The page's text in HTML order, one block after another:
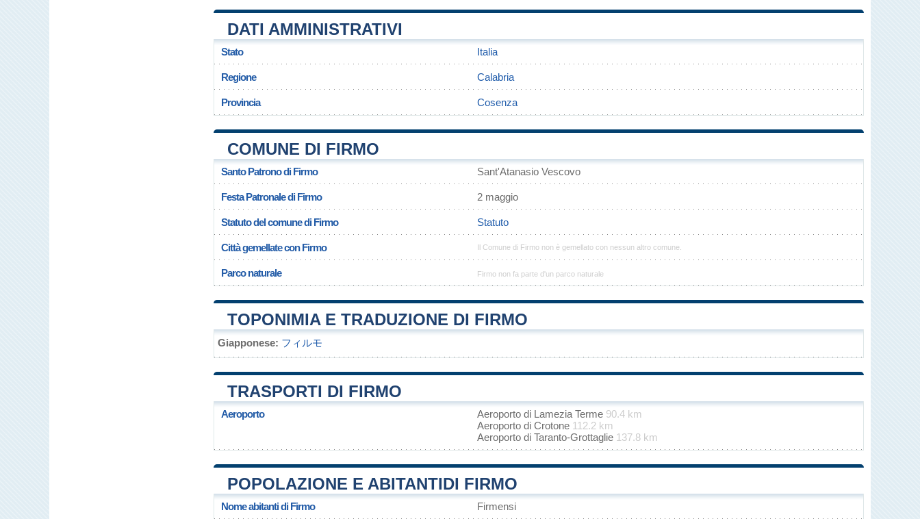
DATI AMMINISTRATIVI
Stato Italia
Regione Calabria
Provincia Cosenza
COMUNE DI FIRMO
Santo Patrono di Firmo Sant'Atanasio Vescovo
Festa Patronale di Firmo 2 maggio
Statuto del comune di Firmo Statuto
Città gemellate con Firmo Il Comune di Firmo non è gemellato con nessun altro comune.
Parco naturale Firmo non fa parte d'un parco naturale
TOPONIMIA E TRADUZIONE DI FIRMO
Giapponese: フィルモ
TRASPORTI DI FIRMO
Aeroporto Aeroporto di Lamezia Terme 90.4 km
Aeroporto di Crotone 112.2 km
Aeroporto di Taranto-Grottaglie 137.8 km
POPOLAZIONE E ABITANTIDI FIRMO
Nome abitanti di Firmo Firmensi